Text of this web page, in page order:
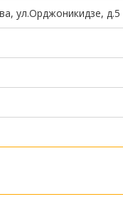
ул.Орджоникидзе, д.5